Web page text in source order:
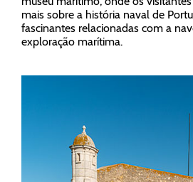
mais sobre a história naval de
fascinantes relacionadas com a
exploração marítima.